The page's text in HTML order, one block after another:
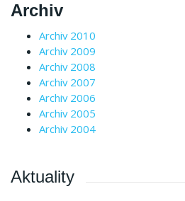
Archiv
Archiv 2010
Archiv 2009
Archiv 2008
Archiv 2007
Archiv 2006
Archiv 2005
Archiv 2004
Aktuality